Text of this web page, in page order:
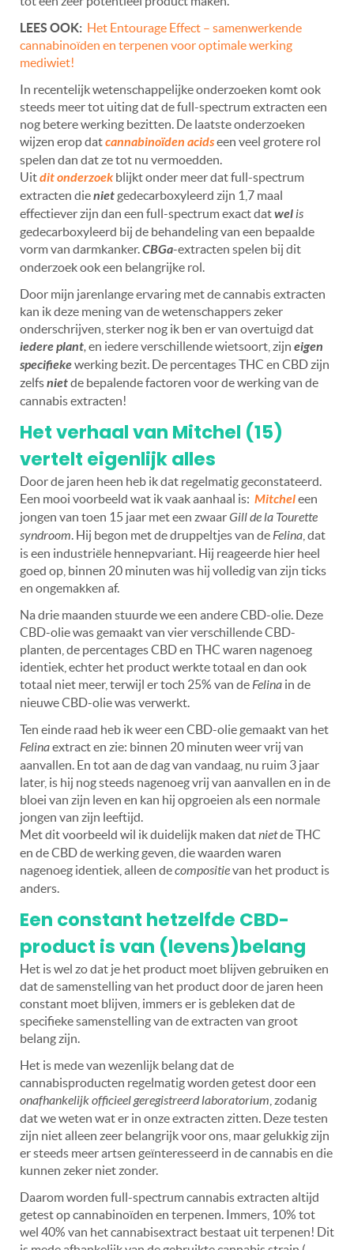
LEES OOK: Het Entourage Effect – samenwerkende
cannabinoïden en terpenen voor optimale werking
mediwiet!
In recentelijk wetenschappelijke onderzoeken komt ook
steeds meer tot uiting dat de full-spectrum extracten een
nog betere werking bezitten. De laatste onderzoeken
wijzen erop datcannabinoïden acidseen veel grotere rol
spelen dan dat ze tot nu vermoedden.
Uitdit onderzoek blijkt onder meer dat full-spectrum
extracten dieniet gedecarboxyleerd zijn 1,7 maal
effectiever zijn dan een full-spectrum exact datwelis
gedecarboxyleerd bij de behandeling van een bepaalde
vorm van darmkanker.CBGa-extracten spelen bij dit
onderzoek ook een belangrijke rol.
Door mijn jarenlange ervaring met de cannabis extracten
kan ik deze mening van de wetenschappers zeker
onderschrijven, sterker nog ik ben er van overtuigd dat
iedere plant,en iedere verschillende wietsoort, zijn eigen
specifiekewerking bezit. De percentages THC en CBD zijn
zelfsnietde bepalende factoren voor de werking van de
cannabis extracten!
Het verhaal van Mitchel (15)
vertelt eigenlijk alles
Door de jaren heen heb ik dat regelmatig geconstateerd.
Een mooi voorbeeld wat ik vaak aanhaal is: Mitcheleen
jongen van toen 15 jaar met een zwaarGill de la Tourette
syndroom. Hij begon met de druppeltjes van deFelina , dat
is een industriële hennepvariant. Hij reageerde hier heel
goed op, binnen 20 minuten was hij volledig van zijn ticks
en ongemakken af.
Na drie maanden stuurde we een andere CBD-olie. Deze
CBD-olie was gemaakt van vier verschillende CBD-
planten, de percentages CBD en THC waren nagenoeg
identiek, echter het product werkte totaal en dan ook
totaal niet meer, terwijl er toch 25% van deFelina in de
nieuwe CBD-olie was verwerkt.
Ten einde raad heb ik weer een CBD-olie gemaakt van het
Felinaextract en zie: binnen 20 minuten weer vrij van
aanvallen. En tot aan de dag van vandaag, nu ruim 3 jaar
later, is hij nog steeds nagenoeg vrij van aanvallen en in de
bloei van zijn leven en kan hij opgroeien als een normale
jongen van zijn leeftijd.
Met dit voorbeeld wil ik duidelijk maken datnietde THC
en de CBD de werking geven, die waarden waren
nagenoeg identiek, alleen decompositievan het product is
anders.
Een constant hetzelfde CBD-
product is van (levens)belang
Het is wel zo dat je het product moet blijven gebruiken en
dat de samenstelling van het product door de jaren heen
constant moet blijven, immers er is gebleken dat de
specifieke samenstelling van de extracten van groot
belang zijn.
Het is mede van wezenlijk belang dat de
cannabisproducten regelmatig worden getest door een
onafhankelijk officieel geregistreerd laboratorium , zodanig
dat we weten wat er in onze extracten zitten. Deze testen
zijn niet alleen zeer belangrijk voor ons, maar gelukkig zijn
er steeds meer artsen geïnteresseerd in de cannabis en die
kunnen zeker niet zonder.
Daarom worden full-spectrum cannabis extracten altijd
getest op cannabinoïden en terpenen. Immers, 10% tot
wel 40% van het cannabisextract bestaat uit terpenen! Dit